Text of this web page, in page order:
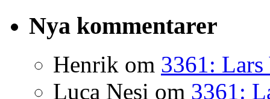
Nya kommentarer
Henrik om 3361:
Luca Nesi om 3361: